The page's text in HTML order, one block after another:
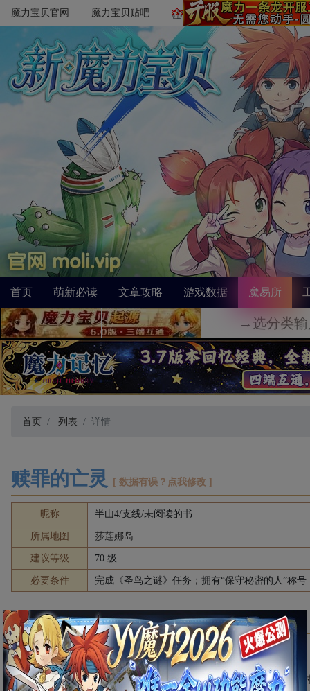
魔力宝贝官网 魔力宝贝贴吧
首页 萌新必读 文章攻略 游戏数据 魔易所
首页 列表 详情
赎罪的亡灵 [ 数据有误？点我修改 ]
昵称 半山4/支线/未阅读的书
所属地图 莎莲娜岛
建议等级 70 级
必要条件 完成《圣鸟之谜》任务；拥有“保守秘密的人”称号
详情
1.前往蒂娜村，出村南门与胆小鬼村民（583.317）对话，传送至蒂娜